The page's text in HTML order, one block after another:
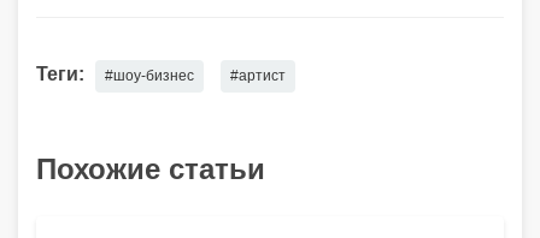
Теги: #шоу-бизнес #артист
Похожие статьи